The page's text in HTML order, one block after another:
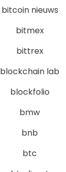
bitcoin nieuws
bitmex
bittrex
blockchain lab
blockfolio
bmw
bnb
btc